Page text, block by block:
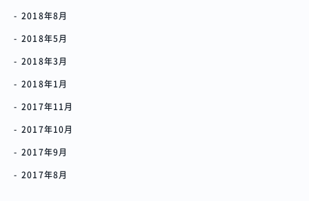
2018年8月
2018年5月
2018年3月
2018年1月
2017年11月
2017年10月
2017年9月
2017年8月